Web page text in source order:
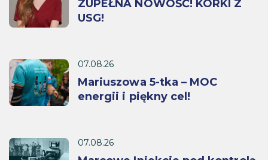
ZUPEŁNA NOWOŚĆ! KORKI Z
USG!
07.08.26
Mariuszowa 5-tka – MOC
energii i piękny cel!
07.08.26